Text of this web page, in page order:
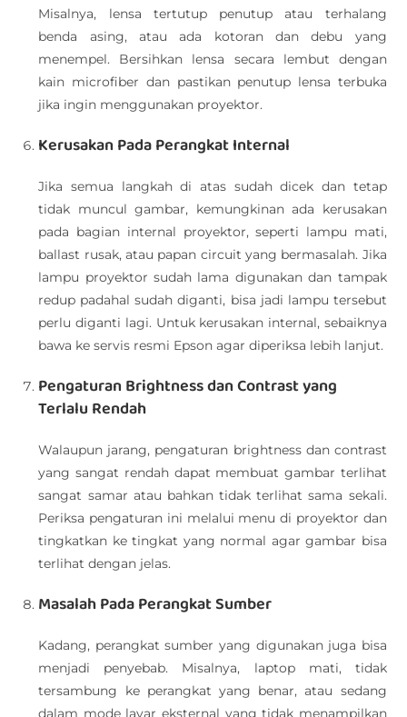
Misalnya, lensa tertutup penutup atau terhalang
benda asing, atau ada kotoran dan debu yang
menempel. Bersihkan lensa secara lembut dengan
kain microfiber dan pastikan penutup lensa terbuka
jika ingin menggunakan proyektor.
Kerusakan Pada Perangkat Internal
Jika semua langkah di atas sudah dicek dan tetap
tidak muncul gambar, kemungkinan ada kerusakan
pada bagian internal proyektor, seperti lampu mati,
ballast rusak, atau papan circuit yang bermasalah. Jika
lampu proyektor sudah lama digunakan dan tampak
redup padahal sudah diganti, bisa jadi lampu tersebut
perlu diganti lagi. Untuk kerusakan internal, sebaiknya
bawa ke servis resmi Epson agar diperiksa lebih lanjut.
Pengaturan Brightness dan Contrast yang
Terlalu Rendah
Walaupun jarang, pengaturan brightness dan contrast
yang sangat rendah dapat membuat gambar terlihat
sangat samar atau bahkan tidak terlihat sama sekali.
Periksa pengaturan ini melalui menu di proyektor dan
tingkatkan ke tingkat yang normal agar gambar bisa
terlihat dengan jelas.
Masalah Pada Perangkat Sumber
Kadang, perangkat sumber yang digunakan juga bisa
menjadi penyebab. Misalnya, laptop mati, tidak
tersambung ke perangkat yang benar, atau sedang
dalam mode layar eksternal yang tidak menampilkan